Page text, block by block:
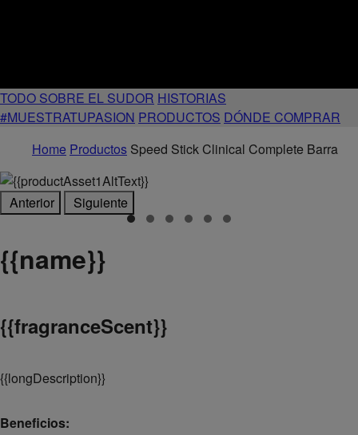
TODO SOBRE EL SUDOR HISTORIAS
#MUESTRATUPASION PRODUCTOS DÓNDE COMPRAR
Home Productos Speed Stick Clinical Complete Barra
Anterior Siguiente
{{name}}
{{fragranceScent}}
{{longDescription}}
Beneficios: